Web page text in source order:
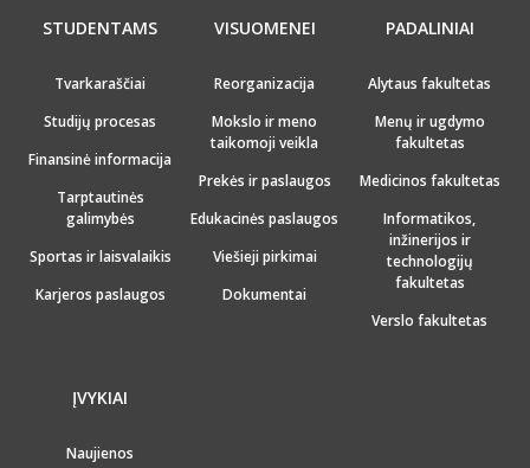
STUDENTAMS
Tvarkaraščiai
Studijų procesas
Finansinė informacija
Tarptautinės
galimybės
Sportas ir laisvalaikis
Karjeros paslaugos
VISUOMENEI
Reorganizacija
Mokslo ir meno
taikomoji veikla
Prekės ir paslaugos
Edukacinės paslaugos
Viešieji pirkimai
Dokumentai
PADALINIAI
Alytaus fakultetas
Menų ir ugdymo
fakultetas
Medicinos fakultetas
Informatikos,
inžinerijos ir
technologijų
fakultetas
Verslo fakultetas
ĮVYKIAI
Naujienos